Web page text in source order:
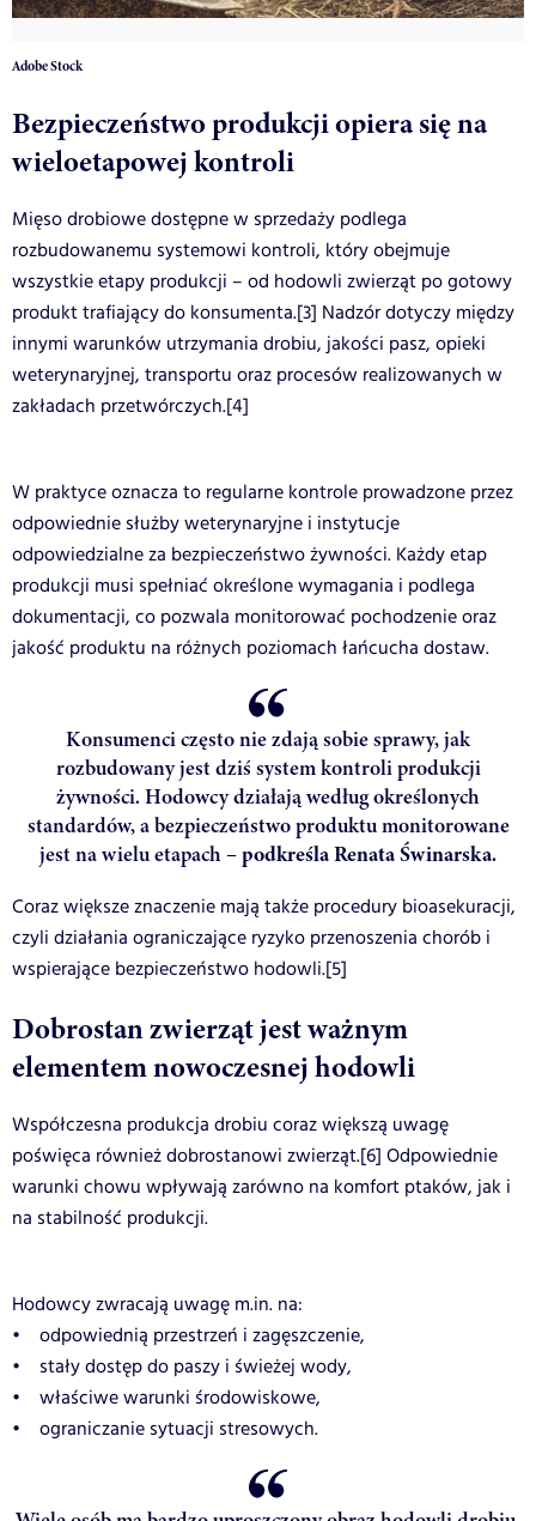
Adobe Stock
Bezpieczeństwo produkcji opiera się na
wieloetapowej kontroli
Mięso drobiowe dostępne w sprzedaży podlega
rozbudowanemu systemowi kontroli, który obejmuje
wszystkie etapy produkcji – od hodowli zwierząt po gotowy
produkt trafiający do konsumenta.[3] Nadzór dotyczy między
innymi warunków utrzymania drobiu, jakości pasz, opieki
weterynaryjnej, transportu oraz procesów realizowanych w
zakładach przetwórczych.[4]
W praktyce oznacza to regularne kontrole prowadzone przez
odpowiednie służby weterynaryjne i instytucje
odpowiedzialne za bezpieczeństwo żywności. Każdy etap
produkcji musi spełniać określone wymagania i podlega
dokumentacji, co pozwala monitorować pochodzenie oraz
jakość produktu na różnych poziomach łańcucha dostaw.
Konsumenci często nie zdają sobie sprawy, jak
rozbudowany jest dziś system kontroli produkcji
żywności. Hodowcy działają według określonych
standardów, a bezpieczeństwo produktu monitorowane
jest na wielu etapach –podkreśla Renata Świnarska.
Coraz większe znaczenie mają także procedury bioasekuracji,
czyli działania ograniczające ryzyko przenoszenia chorób i
wspierające bezpieczeństwo hodowli.[5]
Dobrostan zwierząt jest ważnym
elementem nowoczesnej hodowli
Współczesna produkcja drobiu coraz większą uwagę
poświęca również dobrostanowi zwierząt.[6] Odpowiednie
warunki chowu wpływają zarówno na komfort ptaków, jak i
na stabilność produkcji.
Hodowcy zwracają uwagę m.in. na:
• odpowiednią przestrzeń i zagęszczenie,
• stały dostęp do paszy i świeżej wody,
• właściwe warunki środowiskowe,
• ograniczanie sytuacji stresowych.